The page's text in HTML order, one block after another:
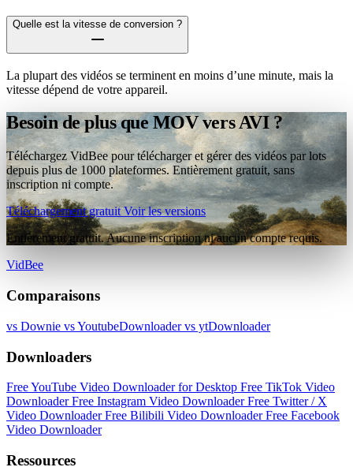
Quelle est la vitesse de conversion ?
La plupart des vidéos se terminent en moins d’une minute, mais la
vitesse dépend de votre appareil.
Besoin de plus que MOV vers AVI ?
Téléchargez VidBee pour télécharger et gérer des vidéos par lots
depuis plus de 1000 plateformes. Entièrement gratuit, sans
inscription ni compte.
Téléchargement gratuitVoir les versions
Entièrement gratuit. Aucune inscription ni aucun compte requis.
VidBee
Comparaisons
vs Downie vs YoutubeDownloadervs ytDownloader
Downloaders
Free YouTube Video Downloader for Desktop Free TikTok Video
DownloaderFree Instagram Video DownloaderFree Twitter / X
Video DownloaderFree Bilibili Video DownloaderFree Facebook
Video Downloader
Ressources